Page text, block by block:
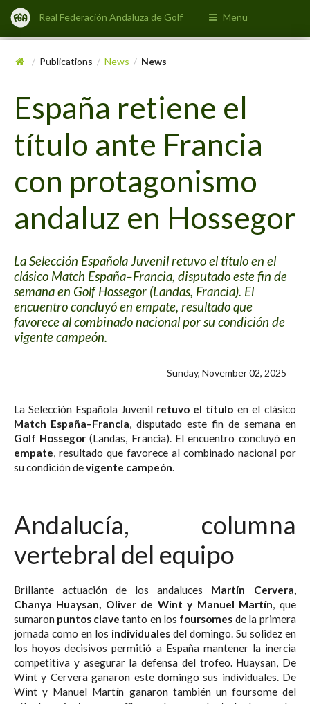
Real Federación Andaluza de Golf Menu
/ Publications / News / News
España retiene el
título ante Francia
con protagonismo
andaluz en Hossegor
La Selección Española Juvenil retuvo el título en el
clásico Match España–Francia, disputado este fin de
semana en Golf Hossegor (Landas, Francia). El
encuentro concluyó en empate, resultado que
favorece al combinado nacional por su condición de
vigente campeón.
Sunday, November 02, 2025
La Selección Española Juvenil retuvo el título en el clásico
Match España–Francia, disputado este fin de semana en
Golf Hossegor (Landas, Francia). El encuentro concluyó en
empate, resultado que favorece al combinado nacional por
su condición devigente campeón.
Andalucía, columna
vertebral del equipo
Brillante actuación de los andaluces Martín Cervera,
Chanya Huaysan, Oliver de Wint y Manuel Martín, que
sumaron puntos clave tanto en los foursomes de la primera
jornada como en los individuales del domingo. Su solidez en
los hoyos decisivos permitió a España mantener la inercia
competitiva y asegurar la defensa del trofeo. Huaysan, De
Wint y Cervera ganaron este domingo sus individuales. De
Wint y Manuel Martín ganaron también un foursome del